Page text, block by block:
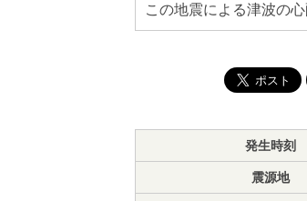
この地震による津波の心
発生時刻
震源地